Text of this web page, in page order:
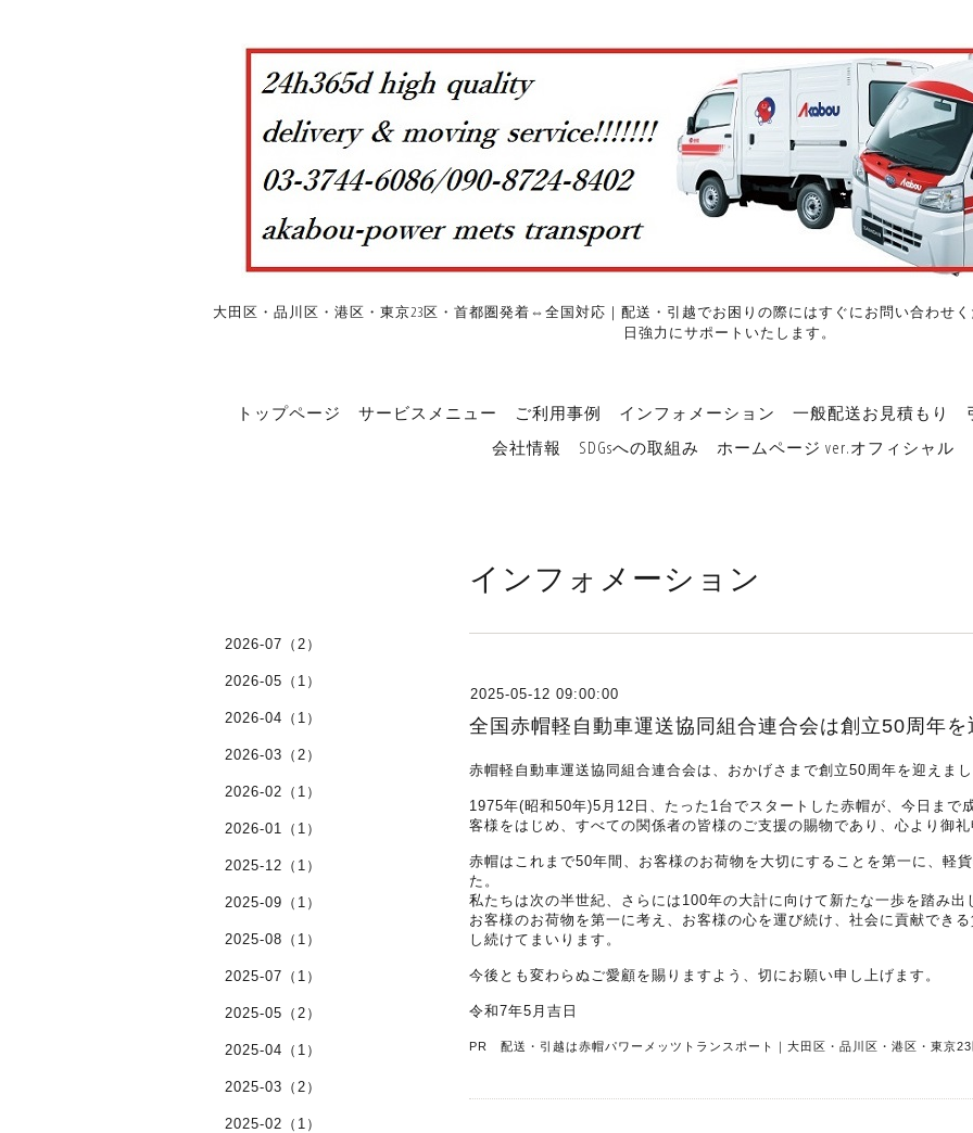
大田区・品川区・港区・東京23区・首都圏発着⇔全国対応｜配送・引越でお困りの際にはすぐにお問い合わせく
日強力にサポートいたします。
トップページ サービスメニュー ご利用事例 インフォメーション 一般配送お見積もり
会社情報
SDGsへの取組み ホームページ ver.オフィシャル
インフォメーション
2025-05-12 09:00:00
全国赤帽軽自動車運送協同組合連合会は創立50周年を
赤帽軽自動車運送協同組合連合会は、おかげさまで創立50周年を迎えまし
1975年(昭和50年)5月12日、たった1台でスタートした赤帽が、今日まで
客様をはじめ、すべての関係者の皆様のご支援の賜物であり、心より御礼
赤帽はこれまで50年間、お客様のお荷物を大切にすることを第一に、軽
た。
私たちは次の半世紀、さらには100年の大計に向けて新たな一歩を踏み出
お客様のお荷物を第一に考え、お客様の心を運び続け、社会に貢献でき
し続けてまいります。
今後とも変わらぬご愛顧を賜りますよう、切にお願い申し上げます。
令和7年5月吉日
PR 配送・引越は赤帽パワーメッツトランスポート｜大田区・品川区・港区・東京23
2026-07（2）
2026-05（1）
2026-04（1）
2026-03（2）
2026-02（1）
2026-01（1）
2025-12（1）
2025-09（1）
2025-08（1）
2025-07（1）
2025-05（2）
2025-04（1）
2025-03（2）
2025-02（1）